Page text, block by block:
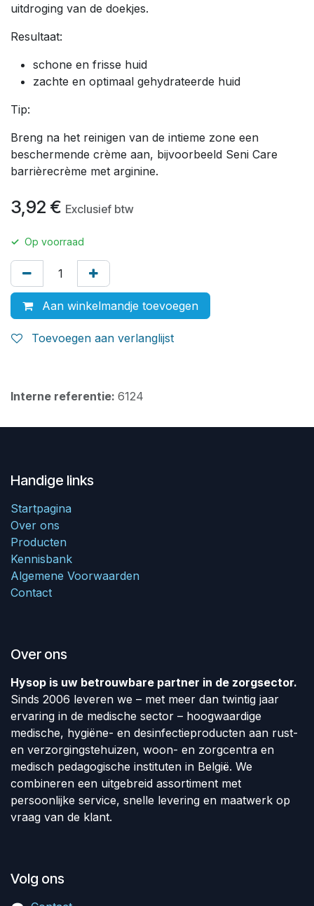
uitdroging van de doekjes.
Resultaat:
schone en frisse huid
zachte en optimaal gehydrateerde huid
Tip:
Breng na het reinigen van de intieme zone een
beschermende crème aan, bijvoorbeeld Seni Care
barrièrecrème met arginine.
3,92 € Exclusief btw
✓ Op voorraad
Aan winkelmandje toevoegen
Toevoegen aan verlanglijst
Interne referentie: 6124
Handige links
Startpagina
Over ons
Producten
Kennisbank
Algemene Voorwaarden
Contact
Over ons
Hysop is uw betrouwbare partner in de zorgsector.
Sinds 2006 leveren we – met meer dan twintig jaar
ervaring in de medische sector – hoogwaardige
medische, hygiëne- en desinfectieproducten aan rust-
en verzorgingstehuizen, woon- en zorgcentra en
medisch pedagogische instituten in België. We
combineren een uitgebreid assortiment met
persoonlijke service, snelle levering en maatwerk op
vraag van de klant.
Volg ons